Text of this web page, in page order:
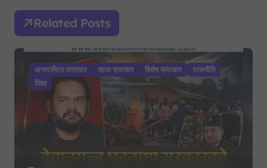
a
t
i
Related Posts
अन्तराष्टिय समाचार ताजा समाचार बिशेष समाचार
राजनीति
विश्व